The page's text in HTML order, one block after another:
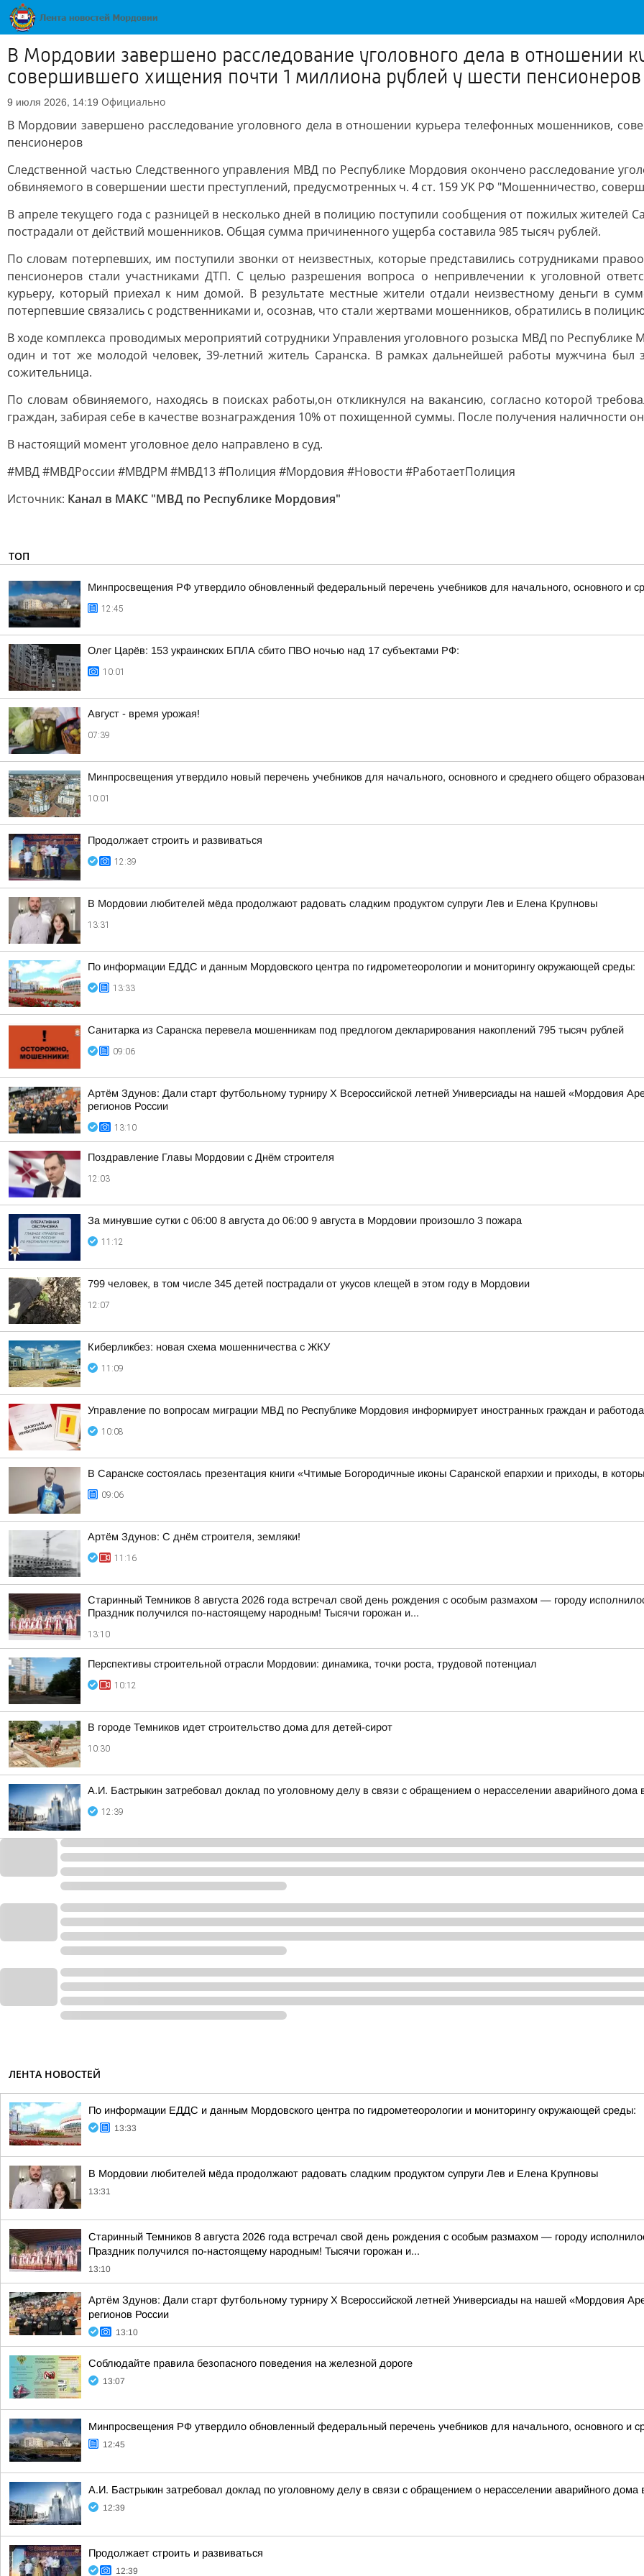
В Мордовии завершено расследование уголовного дела в отношении
совершившего хищения почти 1 миллиона рублей у шести пенсионеров
9 июля 2026, 14:19 Официально
В Мордовии завершено расследование уголовного дела в отношении курьера телефонных мошенников,
пенсионеров
Следственной частью Следственного управления МВД по Республике Мордовия окончено расследование
обвиняемого в совершении шести преступлений, предусмотренных ч. 4 ст. 159 УК РФ "Мошенничество,
В апреле текущего года с разницей в несколько дней в полицию поступили сообщения от пожилых жителей
пострадали от действий мошенников. Общая сумма причиненного ущерба составила 985 тысяч рублей.
По словам потерпевших, им поступили звонки от неизвестных, которые представились сотрудниками
пенсионеров стали участниками ДТП. С целью разрешения вопроса о непривлечении к уголовной
курьеру, который приехал к ним домой. В результате местные жители отдали неизвестному деньги в
потерпевшие связались с родственниками и, осознав, что стали жертвами мошенников, обратились в
В ходе комплекса проводимых мероприятий сотрудники Управления уголовного розыска МВД по Республике
один и тот же молодой человек, 39-летний житель Саранска. В рамках дальнейшей работы мужчина был
сожительница.
По словам обвиняемого, находясь в поисках работы,он откликнулся на вакансию, согласно которой
граждан, забирая себе в качестве вознаграждения 10% от похищенной суммы. После получения наличности
В настоящий момент уголовное дело направлено в суд.
#МВД #МВДРоссии #МВДРМ #МВД13 #Полиция #Мордовия #Новости #РаботаетПолиция
Источник: Канал в МАКС "МВД по Республике Мордовия"
ТОП
Минпросвещения РФ утвердило обновленный федеральный перечень учебников для начального, основного и
12:45
Олег Царёв: 153 украинских БПЛА сбито ПВО ночью над 17 субъектами РФ:
10:01
Август - время урожая!
07:39
Минпросвещения утвердило новый перечень учебников для начального, основного и среднего общего
10:01
Продолжает строить и развиваться
12:39
В Мордовии любителей мёда продолжают радовать сладким продуктом супруги Лев и Елена Крупновы
13:31
По информации ЕДДС и данным Мордовского центра по гидрометеорологии и мониторингу окружающей среды:
13:33
Санитарка из Саранска перевела мошенникам под предлогом декларирования накоплений 795 тысяч рублей
09:06
Артём Здунов: Дали старт футбольному турниру Х Всероссийской летней Универсиады на нашей «Мордовия
регионов России
13:10
Поздравление Главы Мордовии с Днём строителя
12:03
За минувшие сутки с 06:00 8 августа до 06:00 9 августа в Мордовии произошло 3 пожара
11:12
799 человек, в том числе 345 детей пострадали от укусов клещей в этом году в Мордовии
12:07
Киберликбез: новая схема мошенничества с ЖКУ
11:09
Управление по вопросам миграции МВД по Республике Мордовия информирует иностранных граждан и
10:08
В Саранске состоялась презентация книги «Чтимые Богородичные иконы Саранской епархии и приходы, в
09:06
Артём Здунов: С днём строителя, земляки!
11:16
Старинный Темников 8 августа 2026 года встречал свой день рождения с особым размахом — городу
Праздник получился по-настоящему народным! Тысячи горожан и...
13:10
Перспективы строительной отрасли Мордовии: динамика, точки роста, трудовой потенциал
10:12
В городе Темников идет строительство дома для детей-сирот
10:30
А.И. Бастрыкин затребовал доклад по уголовному делу в связи с обращением о нерасселении аварийного дома
12:39
ЛЕНТА НОВОСТЕЙ
По информации ЕДДС и данным Мордовского центра по гидрометеорологии и мониторингу окружающей среды:
13:33
В Мордовии любителей мёда продолжают радовать сладким продуктом супруги Лев и Елена Крупновы
13:31
Старинный Темников 8 августа 2026 года встречал свой день рождения с особым размахом — городу
Праздник получился по-настоящему народным! Тысячи горожан и...
13:10
Артём Здунов: Дали старт футбольному турниру Х Всероссийской летней Универсиады на нашей «Мордовия
регионов России
13:10
Соблюдайте правила безопасного поведения на железной дороге
13:07
Минпросвещения РФ утвердило обновленный федеральный перечень учебников для начального, основного и
12:45
А.И. Бастрыкин затребовал доклад по уголовному делу в связи с обращением о нерасселении аварийного дома
12:39
Продолжает строить и развиваться
12:39